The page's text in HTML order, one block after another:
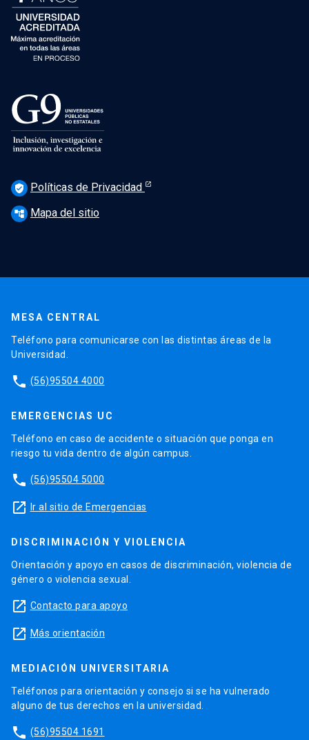
verified_user Políticas de Privacidad
account_tree Mapa del sitio
MESA CENTRAL
Teléfono para comunicarse con las distintas áreas de la
Universidad.
phone (56)95504 4000
EMERGENCIAS UC
Teléfono en caso de accidente o situación que ponga en
riesgo tu vida dentro de algún campus.
phone (56)95504 5000
launch Ir al sitio de Emergencias
DISCRIMINACIÓN Y VIOLENCIA
Orientación y apoyo en casos de discriminación, violencia de
género o violencia sexual.
launch Contacto para apoyo
launch Más orientación
MEDIACIÓN UNIVERSITARIA
Teléfonos para orientación y consejo si se ha vulnerado
alguno de tus derechos en la universidad.
phone (56)95504 1691